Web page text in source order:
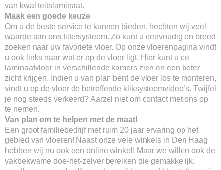
van kwaliteitslaminaat.
Maak een goede keuze
Om u de beste service te kunnen bieden, hechten wij veel
waarde aan ons filtersysteem. Zo kunt u eenvoudig en breed
zoeken naar uw favoriete vloer. Op onze vloerenpagina vindt
u ook links naar wat er op de vloer ligt. Hier kunt u de
laminaatvloer in verschillende kamers zien en een beter
zicht krijgen. Indien u van plan bent de vloer los te monteren,
vindt u op de vloer de betreffende kliksysteemvideo’s. Twijfel
je nog steeds verkeerd? Aarzel niet om contact met ons op
te nemen.
Van plan om te helpen met de maat!
Een groot familiebedrijf met ruim 20 jaar ervaring op het
gebied van vloeren! Naast onze vele winkels in Den Haag
hebben wij nu ook een online winkel! Maar we willen ook de
vakbekwame doe-het-zelver bereiken die gemakkelijk,